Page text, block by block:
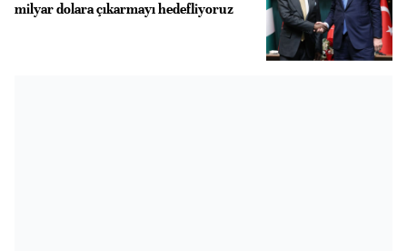
milyar dolara çıkarmayı hedefliyoruz